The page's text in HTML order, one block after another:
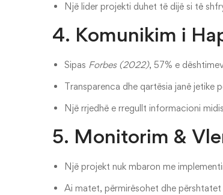
Një lider projekti duhet të dijë si të
4. Komunikim i
Sipas Forbes (2022), 57% e
Transparenca dhe qartësia janë jetike
Një rrjedhë e rregullt informacioni
5. Monitorim &
Një projekt nuk mbaron me
Ai matet, përmirësohet dhe përshtatet